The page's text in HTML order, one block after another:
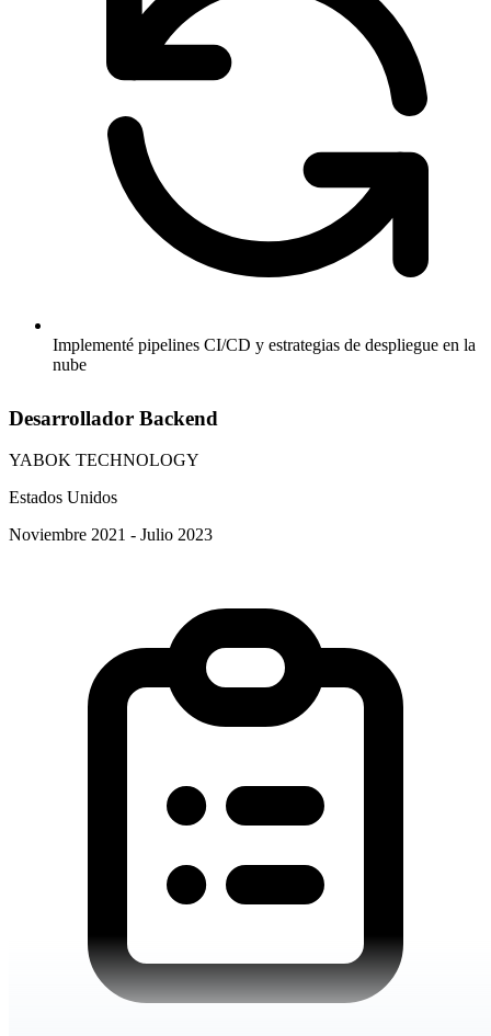
Implementé pipelines CI/CD y estrategias de despliegue en la
nube
Desarrollador Backend
YABOK TECHNOLOGY
Estados Unidos
Noviembre 2021 - Julio 2023